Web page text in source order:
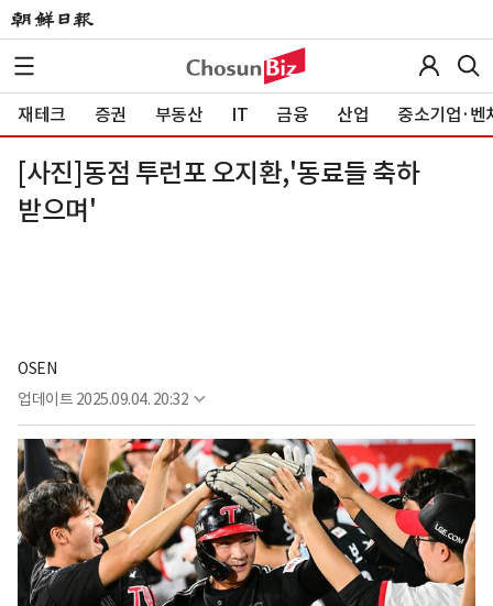
재테크 증권 부동산 IT 금융 산업 중소기업·벤
[사진]동점 투런포 오지환,'동료들 축하
받으며'
OSEN
업데이트 2025.09.04. 20:32